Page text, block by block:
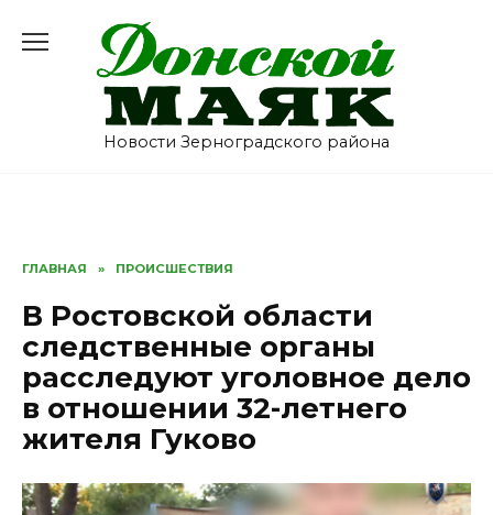
содержанию
Новости Зерноградского района
ГЛАВНАЯ » ПРОИСШЕСТВИЯ
В Ростовской области
следственные органы
расследуют уголовное дело
в отношении 32-летнего
жителя Гуково